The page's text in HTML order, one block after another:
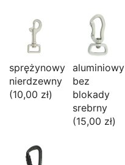
sprężynowy
nierdzewny
(10,00 zł)
aluminiowy
bez
blokady
srebrny
(15,00 zł)